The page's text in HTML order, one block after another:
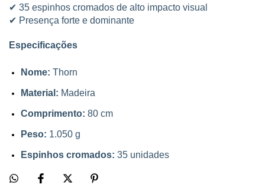
✔ 35 espinhos cromados de alto impacto visual
✔ Presença forte e dominante
Especificações
Nome: Thorn
Material: Madeira
Comprimento: 80 cm
Peso: 1.050 g
Espinhos cromados: 35 unidades